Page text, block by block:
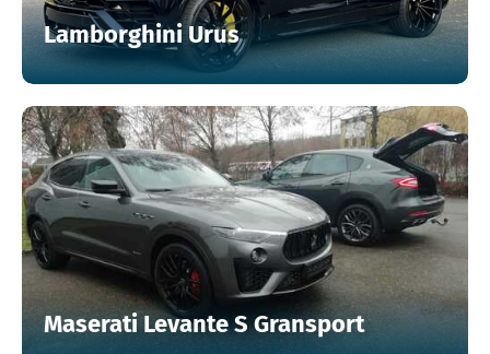
Lamborghini Urus
Maserati Levante S Gransport